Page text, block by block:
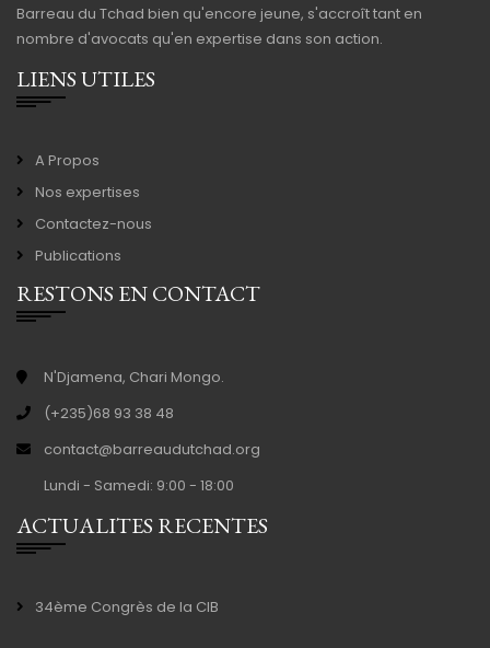
Barreau du Tchad bien qu'encore jeune, s'accroît tant en
nombre d'avocats qu'en expertise dans son action.
LIENS UTILES
A Propos
Nos expertises
Contactez-nous
Publications
RESTONS EN CONTACT
N'Djamena, Chari Mongo.
(+235)68 93 38 48
contact@barreaudutchad.org
Lundi - Samedi: 9:00 - 18:00
ACTUALITES RECENTES
34ème Congrès de la CIB